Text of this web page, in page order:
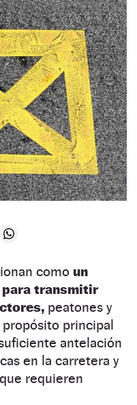
como un
para transmitir
peatones y
propósito principal
antelación
en la carretera y
requieren